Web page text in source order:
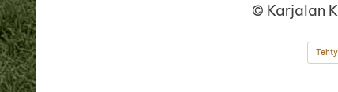
© Karjalan